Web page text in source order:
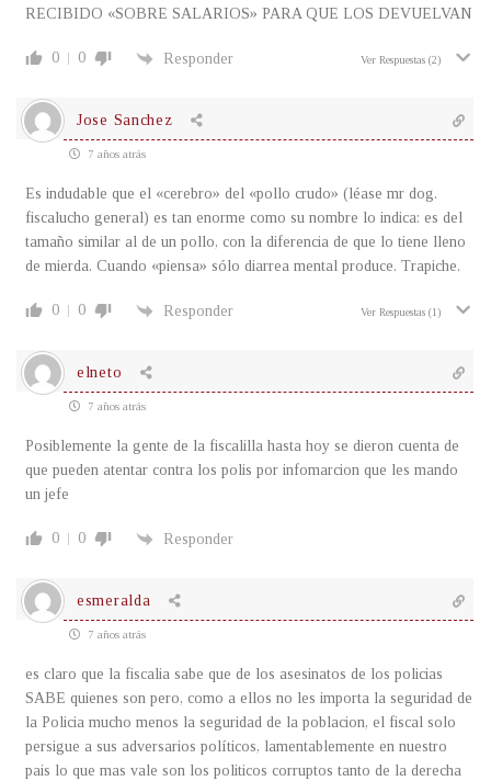
RECIBIDO «SOBRE SALARIOS» PARA QUE LOS DEVUELVAN
0 0 Responder Ver Respuestas (2)
Jose Sanchez
7 años atrás
Es indudable que el «cerebro» del «pollo crudo» (léase mr dog.
fiscalucho general) es tan enorme como su nombre lo indica: es del
tamaño similar al de un pollo, con la diferencia de que lo tiene lleno
de mierda. Cuando «piensa» sólo diarrea mental produce. Trapiche.
0 0 Responder Ver Respuestas (1)
elneto
7 años atrás
Posiblemente la gente de la fiscalilla hasta hoy se dieron cuenta de
que pueden atentar contra los polis por infomarcion que les mando
un jefe
0 0 Responder
esmeralda
7 años atrás
es claro que la fiscalia sabe que de los asesinatos de los policias
SABE quienes son pero, como a ellos no les importa la seguridad de
la Policia mucho menos la seguridad de la poblacion, el fiscal solo
persigue a sus adversarios políticos, lamentablemente en nuestro
pais lo que mas vale son los politicos corruptos tanto de la derecha